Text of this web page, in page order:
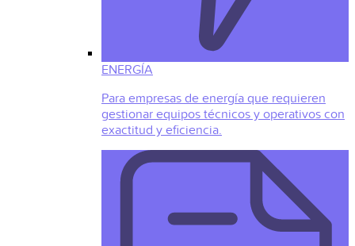
ENERGÍA
Para empresas de energía que requieren
gestionar equipos técnicos y operativos con
exactitud y eficiencia.